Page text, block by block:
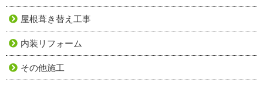
屋根葺き替え工事
内装リフォーム
その他施工